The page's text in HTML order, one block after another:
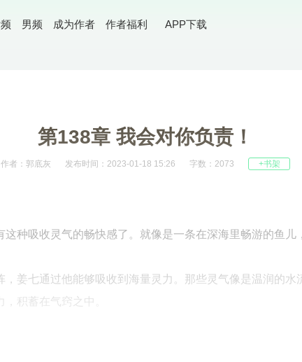
男频 成为作者 作者福利 APP下载
第138章 我会对你负责！
作者：郭底灰 发布时间：2023-01-18 15:26 字数：2073 +书架
这种吸收灵气的畅快感了。就像是一条在深海里畅游的鱼儿
，姜七通过他能够吸收到海量灵力。那些灵气像是温润的
积蓄在气窍之中。